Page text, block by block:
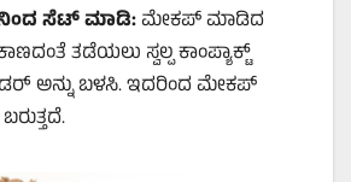
ಸೆಟ್ ಮಾಡಿ:ಮೇಕಪ್ ಮಾಡಿದ
ತಡೆಯಲು ಸ್ವಲ್ಪ ಕಾಂಪ್ಯಾಕ್ಟ್
ಅನ್ನು ಬಳಸಿ. ಇದರಿಂದ ಮೇಕಪ್